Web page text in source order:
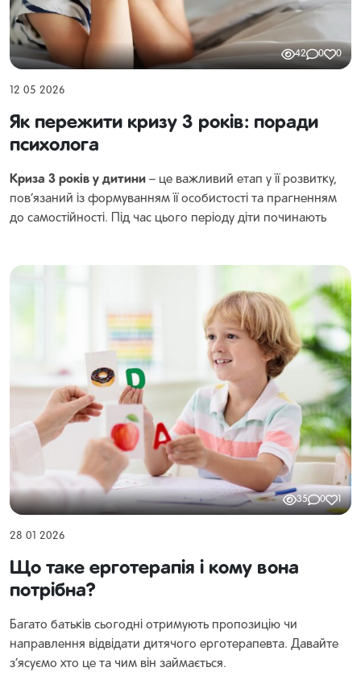
42 0 0
12 05 2026
Як пережити кризу 3 років: поради
психолога
Криза 3 років у дитини – це важливий етап у її розвитку,
пов’язаний із формуванням її особистості та прагненням
до самостійності. Під час цього періоду діти починають
35 0 1
28 01 2026
Що таке ерготерапія і кому вона
потрібна?
Багато батьків сьогодні отримують пропозицію чи
направлення відвідати дитячого ерготерапевта. Давайте
з’ясуємо хто це та чим він займається.